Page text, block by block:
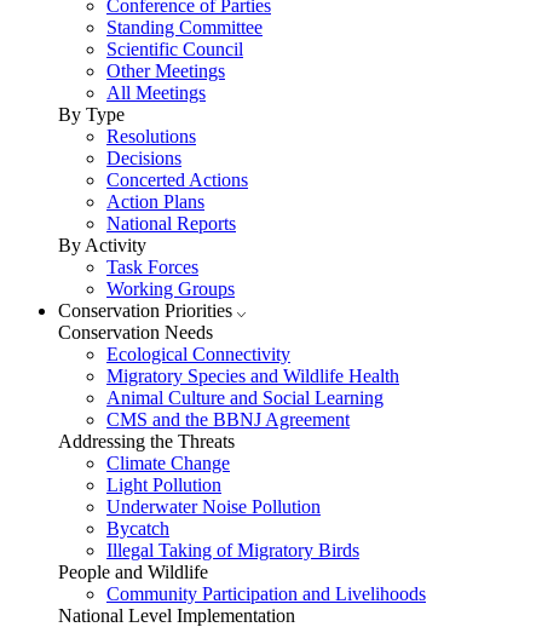
Conference of Parties
Standing Committee
Scientific Council
Other Meetings
All Meetings
By Type
Resolutions
Decisions
Concerted Actions
Action Plans
National Reports
By Activity
Task Forces
Working Groups
Conservation Priorities
Conservation Needs
Ecological Connectivity
Migratory Species and Wildlife Health
Animal Culture and Social Learning
CMS and the BBNJ Agreement
Addressing the Threats
Climate Change
Light Pollution
Underwater Noise Pollution
Bycatch
Illegal Taking of Migratory Birds
People and Wildlife
Community Participation and Livelihoods
National Level Implementation